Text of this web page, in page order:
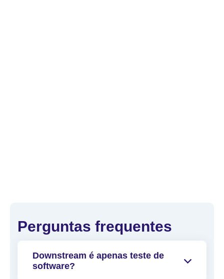
Perguntas frequentes
Downstream é apenas teste de
software?